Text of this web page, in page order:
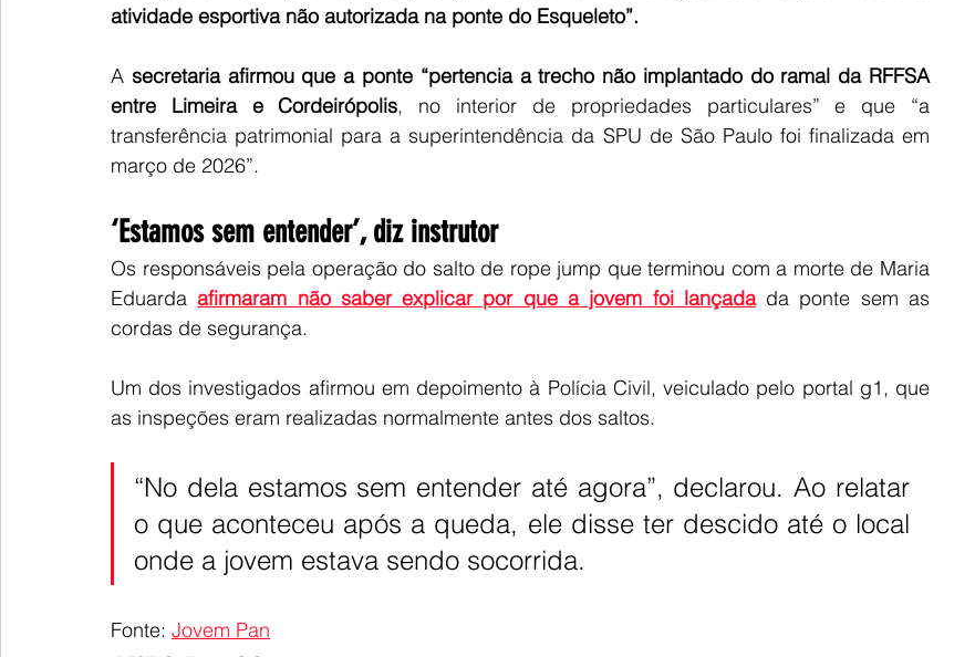
atividade esportiva não autorizada na ponte do Esqueleto”.
A secretaria afirmou que a ponte “pertencia a trecho não implantado do ramal da RFFSA
entre Limeira e Cordeirópolis, no interior de propriedades particulares” e que “a
transferência patrimonial para a superintendência da SPU de São Paulo foi finalizada em
março de 2026”.
‘Estamos sem entender’, diz instrutor
Os responsáveis pela operação do salto de rope jump que terminou com a morte de Maria
Eduarda afirmaram não saber explicar por que a jovem foi lançada da ponte sem as
cordas de segurança.
Um dos investigados afirmou em depoimento à Polícia Civil, veiculado pelo portal g1, que
as inspeções eram realizadas normalmente antes dos saltos.
“No dela estamos sem entender até agora”, declarou. Ao relatar
o que aconteceu após a queda, ele disse ter descido até o local
onde a jovem estava sendo socorrida.
Fonte: Jovem Pan